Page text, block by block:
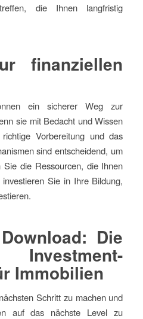
die Ihnen langfristig
finanziellen
ein sicherer Weg zur
sie mit Bedacht und Wissen
Vorbereitung und das
sind entscheidend, um
die Ressourcen, die Ihnen
Sie in Ihre Bildung,
Die
Immobilien
Schritt zu machen und
auf das nächste Level zu